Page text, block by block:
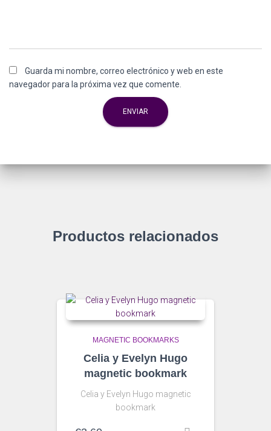
Guarda mi nombre, correo electrónico y web en este
navegador para la próxima vez que comente.
Productos relacionados
MAGNETIC BOOKMARKS
Celia y Evelyn Hugo
magnetic bookmark
Celia y Evelyn Hugo magnetic
bookmark